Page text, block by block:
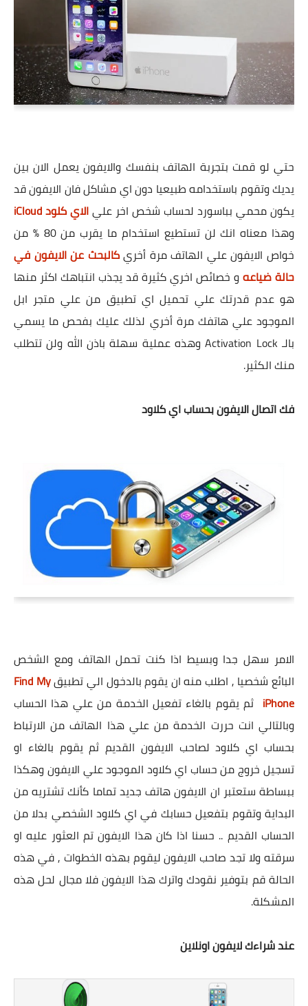
حتي لو قمت بتجربة الهاتف بنفسك والايفون يعمل الان بين
يديك وتقوم باستخدامه طبيعيا دون اي مشاكل فان الايفون قد
يكون محمي بباسورد لحساب شخص اخر عليالاي كلود iCloud
وهذا معناه انك لن تستطيع استخدام ما يقرب من 80 % من
خواص الايفون علي الهاتف مرة أخريكالبحث عن الايفون في
حالة ضياعهو خصائص اخري كثيرة قد يجذب انتباهك اكثر منها
هو عدم قدرتك علي تحميل اي تطبيق من علي متجر ابل
الموجود علي هاتفك مرة أخري لذلك عليك بفحص ما يسمي
بالـ Activation Lock وهذه عملية سهلة باذن الله ولن تتطلب
منك الكثير.
فك اتصال الايفون بحساب اي كلاود
الامر سهل جدا وبسيط اذا كنت تحمل الهاتف ومع الشخص
البائع شخصيا , اطلب منه ان يقوم بالدخول الي تطبيقFind My
iPhone ثم يقوم بالغاء تفعيل الخدمة من علي هذا الحساب
وبالتالي انت حررت الخدمة من علي هذا الهاتف من الارتباط
بحساب اي كلاود لصاحب الايفون القديم ثم يقوم بالغاء او
تسجيل خروج من حساب اي كلاود الموجود علي الايفون وهكذا
ببساطة ستعتبر ان الايفون هاتف جديد تماما كأنك تشتريه من
البداية وتقوم بتفعيل حسابك في اي كلاود الشخصي بدلا من
الحساب القديم .. حسنا اذا كان هذا الايفون تم العثور عليه او
سرقته ولا تجد صاحب الايفون ليقوم بهذه الخطوات , في هذه
الحالة قم بتوفير نقودك واترك هذا الايفون فلا مجال لحل هذه
المشكلة.
عند شراءك لايفون اونلاين